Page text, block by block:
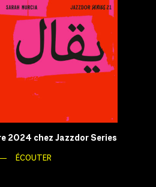
2024 chez Jazzdor Series
ÉCOUTER